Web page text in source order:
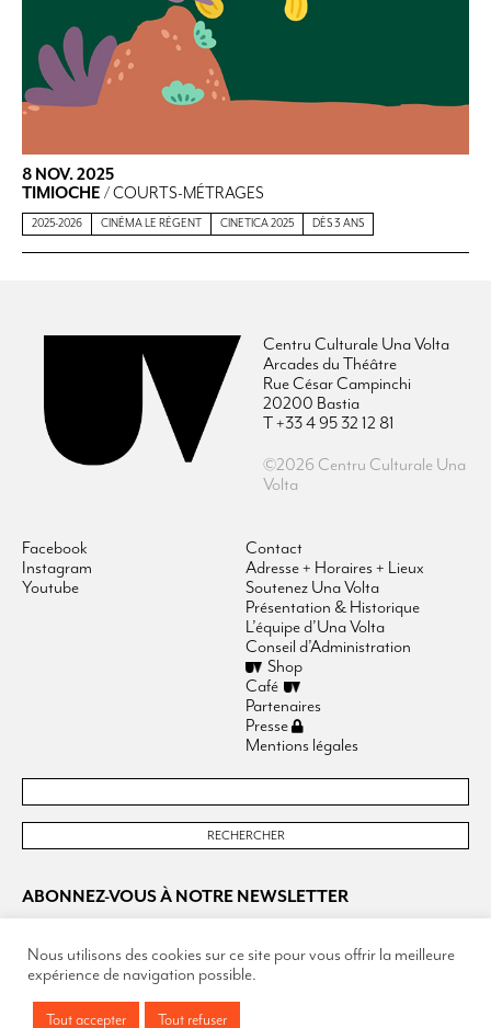
8 NOV. 2025
TIMIOCHE / COURTS-MÉTRAGES
2025-2026 CINÉMA LE RÉGENT CINETICA 2025 DÈS 3 ANS
Centru Culturale Una Volta
Arcades du Théâtre
Rue César Campinchi
20200 Bastia
T +33 4 95 32 12 81
©2026 Centru Culturale Una
Volta
Facebook
Instagram
Youtube
Contact
Adresse + Horaires + Lieux
Soutenez Una Volta
Présentation & Historique
L’équipe d’Una Volta
Conseil d’Administration
Shop
Café
Partenaires
Presse
Mentions légales
ABONNEZ-VOUS À NOTRE NEWSLETTER
Nous utilisons des cookies sur ce site pour vous offrir la meilleure
expérience de navigation possible.
Tout accepter Tout refuser